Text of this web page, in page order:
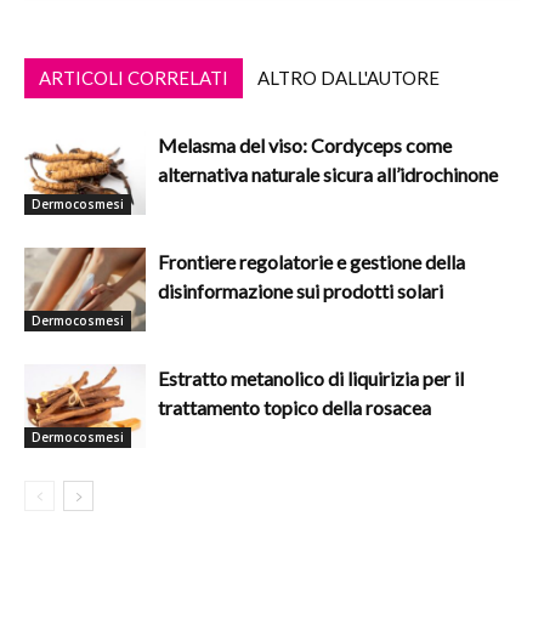
ARTICOLI CORRELATI ALTRO DALL'AUTORE
Dermocosmesi
Melasma del viso: Cordyceps come
alternativa naturale sicura all’idrochinone
Dermocosmesi
Frontiere regolatorie e gestione della
disinformazione sui prodotti solari
Dermocosmesi
Estratto metanolico di liquirizia per il
trattamento topico della rosacea